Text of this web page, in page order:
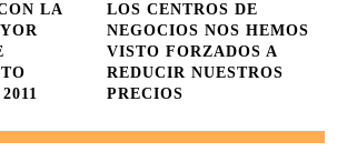
LA
LOS CENTROS DE
NEGOCIOS NOS HEMOS
VISTO FORZADOS A
REDUCIR NUESTROS
PRECIOS